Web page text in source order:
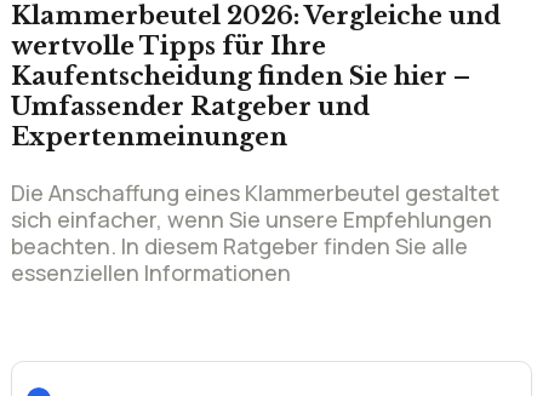
Klammerbeutel 2026: Vergleiche und
wertvolle Tipps für Ihre
Kaufentscheidung finden Sie hier –
Umfassender Ratgeber und
Expertenmeinungen
Die Anschaffung eines Klammerbeutel gestaltet
sich einfacher, wenn Sie unsere Empfehlungen
beachten. In diesem Ratgeber finden Sie alle
essenziellen Informationen